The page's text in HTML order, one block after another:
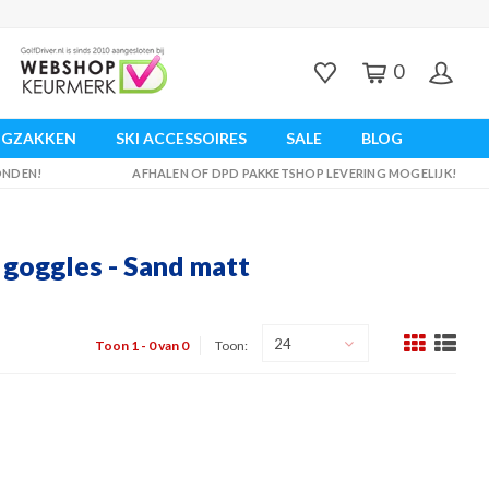
0
SKI ACCESSOIRES SALE BLOG
AFHALEN OF DPD PAKKETSHOP LEVERING MOGELIJK!
- Sand matt
Toon 1 - 0 van 0 Toon: 24